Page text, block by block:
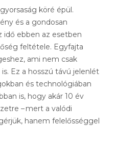
köré épül.
és a gondosan
idő ebben az esetben
feltétele. Egyfajta
ami nem csak
Ez a hosszú távú jelenlét
és technológiában
is, hogy akár 10 év
– mert a valódi
hanem felelősséggel